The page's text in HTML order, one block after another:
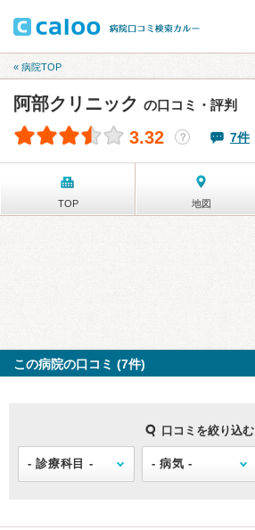
« 病院TOP
阿部クリニック の口コミ・評判
3.32 ？ 7件
TOP 地図
この病院の口コミ (7件)
口コミを絞り込む